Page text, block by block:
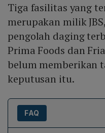
Tiga fasilitas yang
merupakan milik
pengolah daging
Prima Foods dan
belum memberikan
keputusan itu.
FAQ